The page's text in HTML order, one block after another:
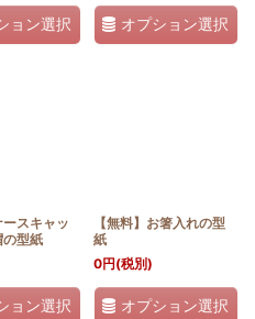
ョン選択 オプション選択
ースキャッ
の型紙
ョン選択
【無料】お箸入れの型
紙
0円(税別)
オプション選択